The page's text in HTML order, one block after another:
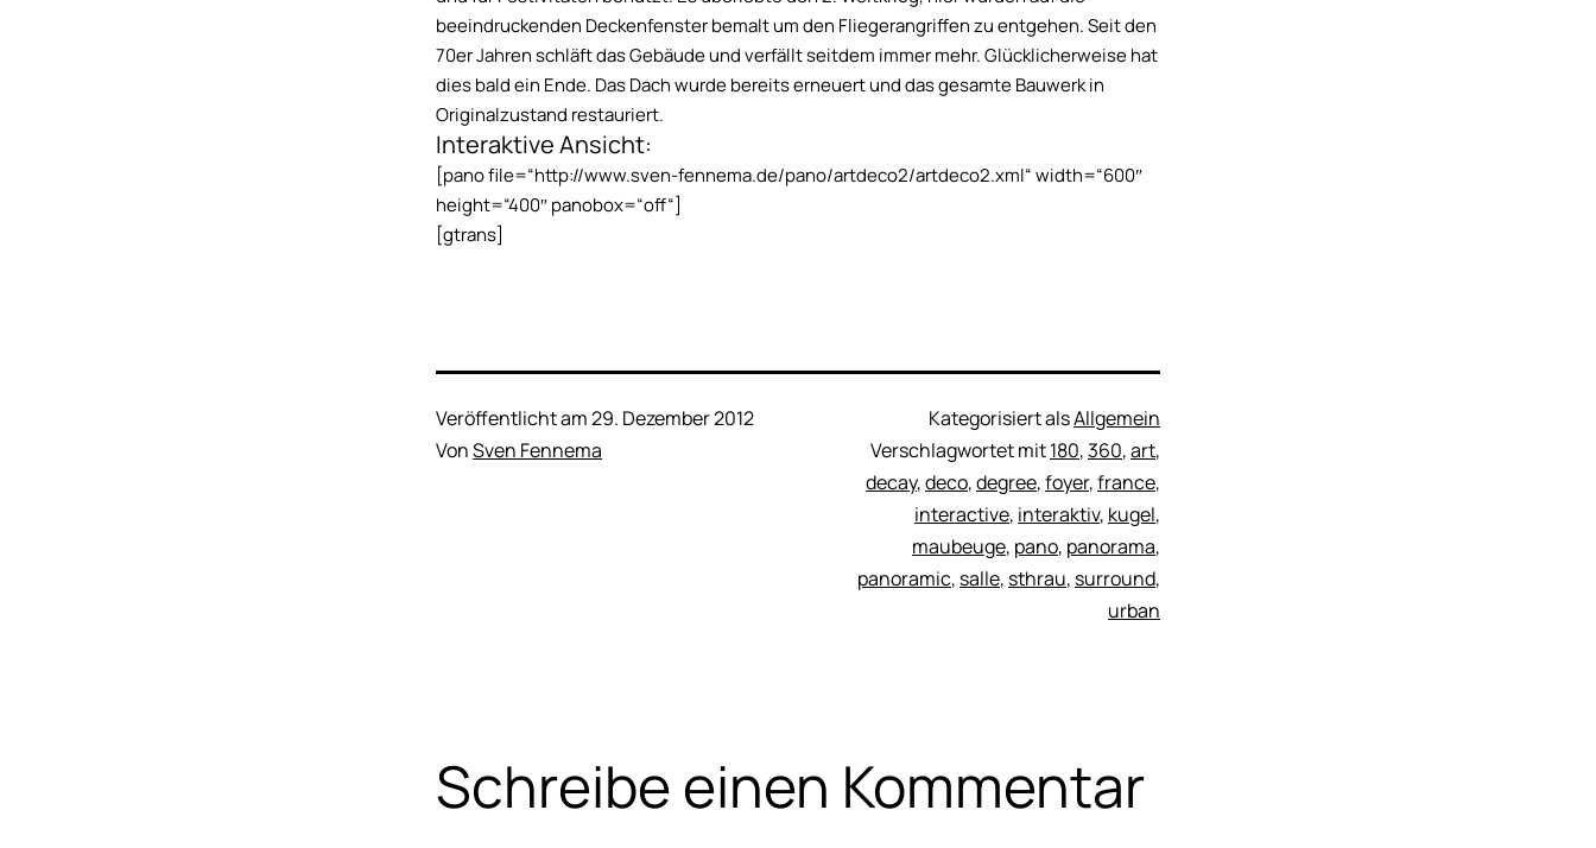
beeindruckenden Deckenfenster bemalt um den Fliegerangriffen zu entgehen. Seit den
70er Jahren schläft das Gebäude und verfällt seitdem immer mehr. Glücklicherweise hat
dies bald ein Ende. Das Dach wurde bereits erneuert und das gesamte Bauwerk in
Originalzustand restauriert.
Interaktive Ansicht:
[pano file=“http://www.sven-fennema.de/pano/artdeco2/artdeco2.xml“ width=“600″
height=“400″ panobox=“off“]
[gtrans]
Veröffentlicht am29. Dezember 2012
VonSven Fennema
Kategorisiert alsAllgemein
Verschlagwortet mit180,360,art,
decay,deco,degree,foyer,france,
interactive, interaktiv, kugel,
maubeuge, pano, panorama,
panoramic, salle, sthrau, surround,
urban
Schreibe einen Kommentar